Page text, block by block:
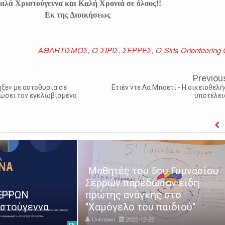
Χριστούγεννα και Καλή Χρονιά σε όλους!!
Εκ της Διοικήσεως
ΑΘΛΗΤΙΣΜΟΣ, Ο-ΣΙΡΙΣ, ΣΕΡΡΕΣ, O-Siris Orienteering
με αυτοθυσία σε
τον εγκλωβισμένο
Ετιέν ντε Λα Μποετί - Η
Μαθητές του 5ου Γυμνασίου
Σερρών παρέδωσαν είδη
πρώτης ανάγκης στο
"Χαμόγελο του παιδιού"
Unknown 2022-12-22